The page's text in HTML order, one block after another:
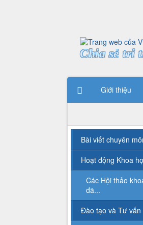
Chia sẻ tri
Giới thiệu
Bài viết chuyên
Hoạt động Khoa
Các Hội thảo
đã...
Đào tạo và Tư vấn